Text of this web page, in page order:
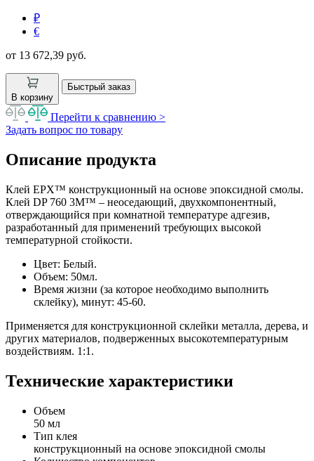
₽
€
от 13 672,39 руб.
В корзину
Быстрый заказ
Перейти к сравнению >
Задать вопрос по товару
Описание продукта
Клей EPX™ конструкционный на основе эпоксидной смолы.
Клей DP 760 3M™ – неоседающий, двухкомпонентный,
отверждающийся при комнатной температуре адгезив,
разработанный для применений требующих высокой
температурной стойкости.
Цвет: Белый.
Объем: 50мл.
Время жизни (за которое необходимо выполнить
склейку), минут: 45-60.
Применяется для конструкционной склейки металла, дерева, и
других материалов, подверженных высокотемпературным
воздействиям. 1:1.
Технические характеристики
Объем
50 мл
Тип клея
конструкционный на основе эпоксидной смолы